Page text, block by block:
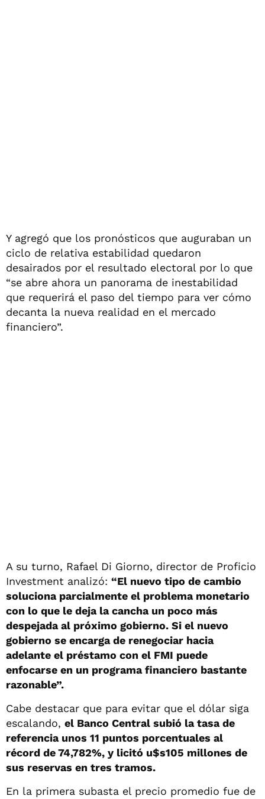
Y agregó que los pronósticos que auguraban un
ciclo de relativa estabilidad quedaron
desairados por el resultado electoral por lo que
“se abre ahora un panorama de inestabilidad
que requerirá el paso del tiempo para ver cómo
decanta la nueva realidad en el mercado
financiero”.
A su turno, Rafael Di Giorno, director de Proficio
Investment analizó: “El nuevo tipo de cambio
soluciona parcialmente el problema monetario
con lo que le deja la cancha un poco más
despejada al próximo gobierno. Si el nuevo
gobierno se encarga de renegociar hacia
adelante el préstamo con el FMI puede
enfocarse en un programa financiero bastante
razonable”.
Cabe destacar que para evitar que el dólar siga
escalando, el Banco Central subió la tasa de
referencia unos 11 puntos porcentuales al
récord de 74,782%, y licitó u$s105 millones de
sus reservas en tres tramos.
En la primera subasta el precio promedio fue de